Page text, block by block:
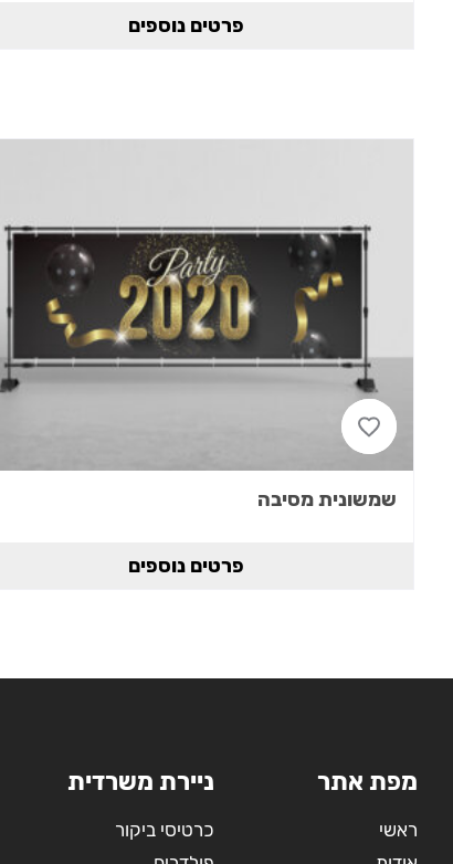
פרטים נוספים
שמשונית מסיבה
פרטים נוספים
מפת אתר
ראשי
ניירת משרדית
כרטיסי ביקור